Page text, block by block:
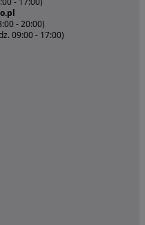
- 20:00)
09:00 - 17:00)